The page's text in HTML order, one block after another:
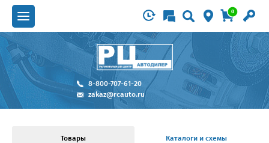
0
8-800-707-61-20
zakaz@rcauto.ru
Товары Каталоги и схемы